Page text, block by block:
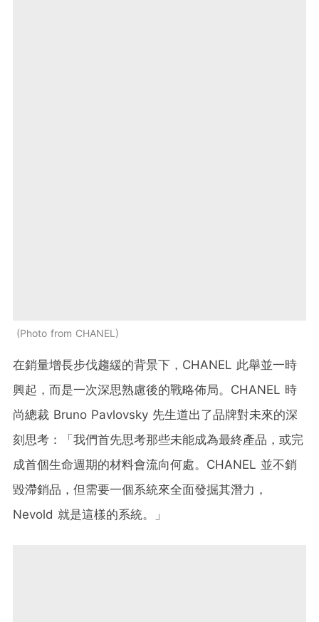
Photo from CHANEL
在銷量增長步伐趨緩的背景下，CHANEL 此舉並一時
興起，而是一次深思熟慮後的戰略佈局。CHANEL 時
尚總裁 Bruno Pavlovsky 先生道出了品牌對未來的深
刻思考：「我們首先思考那些未能成為最終產品，或完
成首個生命週期的材料會流向何處。CHANEL 並不銷
毀滯銷品，但需要一個系統來全面發掘其潛力，
Nevold 就是這樣的系統。」